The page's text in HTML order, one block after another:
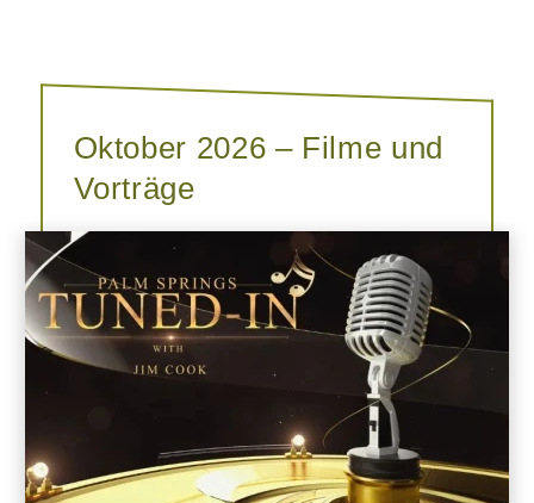
Oktober 2026 – Filme und
Vorträge